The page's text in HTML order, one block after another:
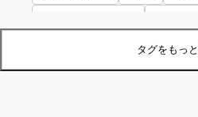
タグをもっ
ジュエリーブランド オーデ